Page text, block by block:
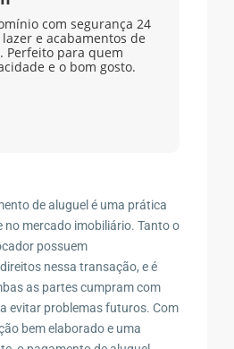
com segurança 24
e acabamentos de
Perfeito para quem
e o bom gosto.
de aluguel é uma prática
mercado imobiliário. Tanto o
possuem
nessa transação, e é
as partes cumpram com
evitar problemas futuros. Com
bem elaborado e uma